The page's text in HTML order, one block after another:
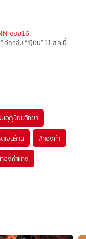
ช่อง16
จ่อถล่ม “ญี่ปุ่น” 11 ส.ค.นี้
อุตุนิยมวิทยา
เงินล้าน #ทองคำ
ทองคำแท่ง